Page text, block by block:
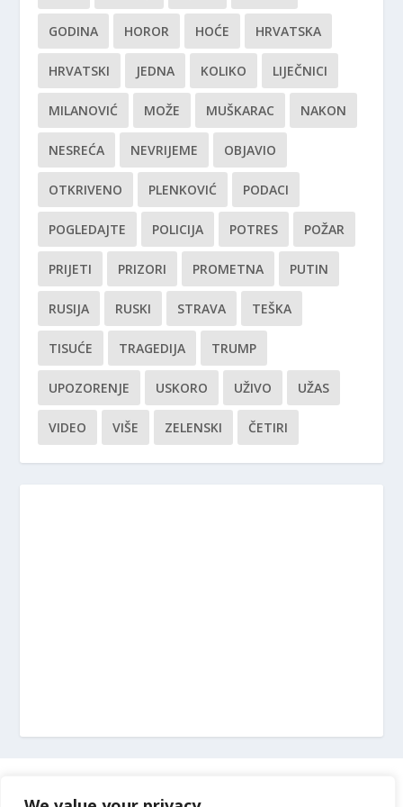
GODINA HOROR HOĆE HRVATSKA
HRVATSKI JEDNA KOLIKO LIJEČNICI
MILANOVIĆ MOŽE MUŠKARAC NAKON
NESREĆA NEVRIJEME OBJAVIO
OTKRIVENO PLENKOVIĆ PODACI
POGLEDAJTE POLICIJA POTRES POŽAR
PRIJETI PRIZORI PROMETNA PUTIN
RUSIJA RUSKI STRAVA TEŠKA
TISUĆE TRAGEDIJA TRUMP
UPOZORENJE USKORO UŽIVO UŽAS
VIDEO VIŠE ZELENSKI ČETIRI